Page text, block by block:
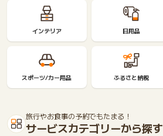
インテリア 日用品
スポーツ/カー用品 ふるさと納税
旅行やお食事の予約でもたまる！
サービスカテゴリーから探す